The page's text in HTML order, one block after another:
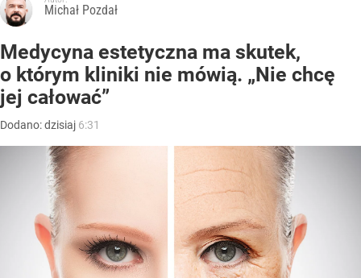
Michał Pozdał
Medycyna estetyczna ma skutek,
o którym kliniki nie mówią. „Nie chcę
jej całować”
Dodano:dzisiaj 6:31